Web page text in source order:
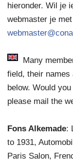
hieronder. Wil je
webmaster je
Many
field, their names
below. Would
please mail the
Fons Alkemade:
to 1931,
Paris Salon,